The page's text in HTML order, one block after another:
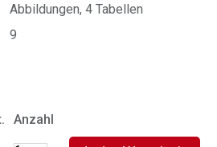
Abbildungen, 4 Tabellen
9
Anzahl